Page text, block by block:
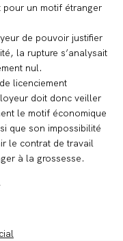
pour un motif étranger
de pouvoir justifier
la rupture s’analysait
nul.
licenciement
doit donc veiller
le motif économique
que son impossibilité
le contrat de travail
à la grossesse.